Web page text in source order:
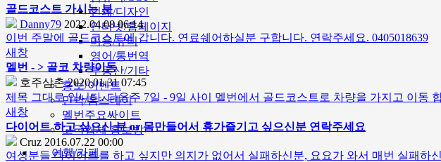
인쇄/디자인
인터넷/홈페이지
미용/뷰티
영어/통번역
부동산/기타
홍보/이벤트
민박/홈스테이
멜번주요싸이트
고국업체 홍보방
여행/카페
골드코스트 가시는 분
Danny79 2022.04.08 06:14
이번 주말에 골드코스트에 갑니다. 연료쉐어하실분 구합니다. 연락주세요. 0405018639
새창
멜번 - > 골코 차량이동
호주삼촌 2020.01.31 07:45
제목 그대로 입니다. 다음주 7일 - 9일 사이 멜번에서 골드코스트로 차량을 가지고 이동
새창
다이어트 하고 싶으신 분 or 몸만들어서 휴가즐기고 싶으신분 연락주세요
Cruz 2016.07.22 00:00
여성분들 다이어트를 하고 싶지만 의지가 없어서 실패하신분, 요요가 와서 매번 실패하